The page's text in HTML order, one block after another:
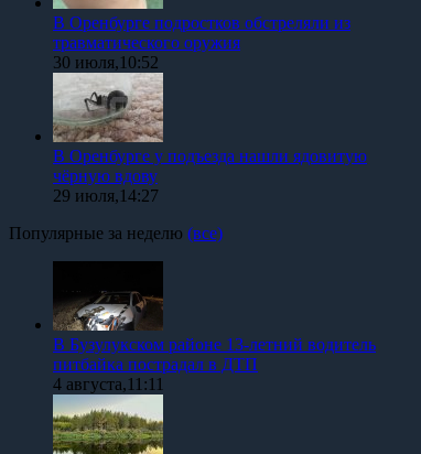
В Оренбурге подростков обстреляли из
травматического оружия
30 июля,10:52
В Оренбурге у подъезда нашли ядовитую
чёрную вдову
29 июля,14:27
Популярные за неделю (все)
В Бузулукском районе 13-летний водитель
питбайка пострадал в ДТП
4 августа,11:11